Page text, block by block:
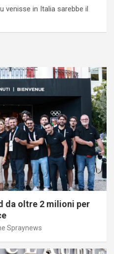
venisse in Italia sarebbe il
da oltre 2 milioni per
Spraynews